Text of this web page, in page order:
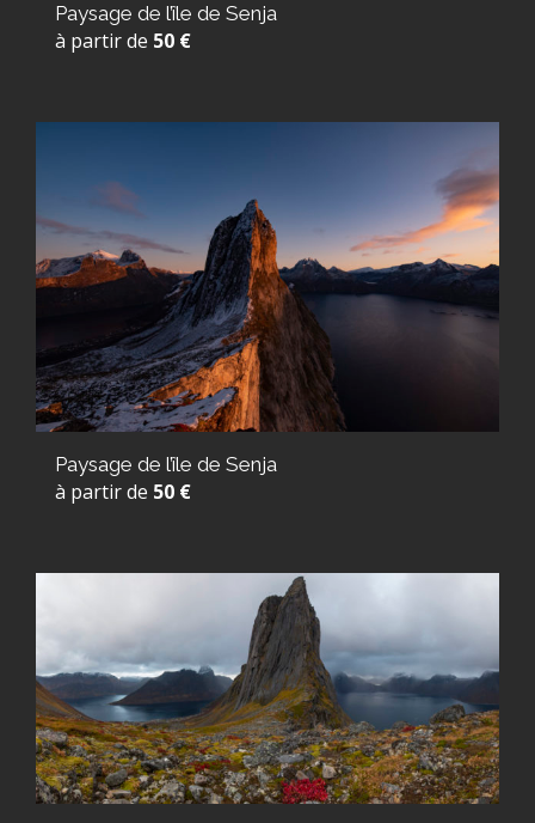
Paysage de l’île de Senja
à partir de 50 €
Paysage de l’île de Senja
à partir de 50 €